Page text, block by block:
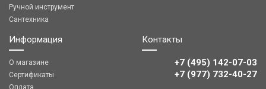
Ручной инструмент
Сантехника
Информация
О магазине
Сертификаты
Оплата
Контакты
+7 (495) 142-07-03
‎‎+7 (977) 732-40-27